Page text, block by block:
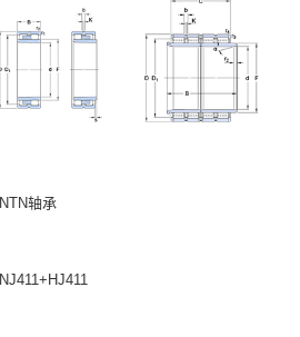
NTN轴承
NJ411+HJ411